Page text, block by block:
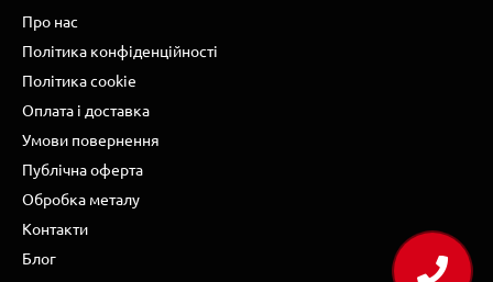
Про нас
Політика конфіденційності
Політика cookie
Оплата і доставка
Умови повернення
Публічна оферта
Обробка металу
Контакти
Блог